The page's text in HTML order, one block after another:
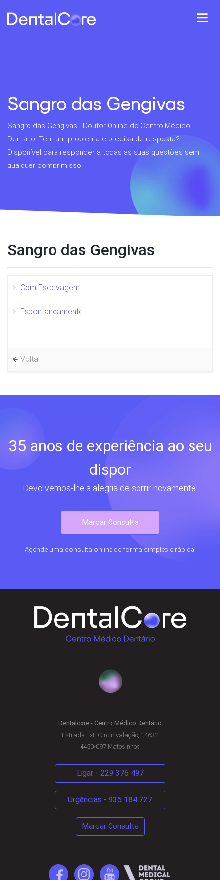
Sangro das Gengivas
Sangro das Gengivas - Doutor Online do Centro Médico
Dentário. Tem um problema e precisa de resposta?
Disponível para responder a todas as suas questões sem
qualquer comprimisso.
Sangro das Gengivas
Com Escovagem
Espontaneamente
Voltar
35 anos de experiência ao seu
dispor
Devolvemos-lhe a alegria de sorrir novamente!
Marcar Consulta
Agende uma consulta online de forma simples e rápida!
Dentalcore - Centro Médico Dentário
Estrada Ext. Circunvalação, 14632
4450-097 Matosinhos
Ligar - 229 376 497
Urgências - 935 184 727
Marcar Consulta